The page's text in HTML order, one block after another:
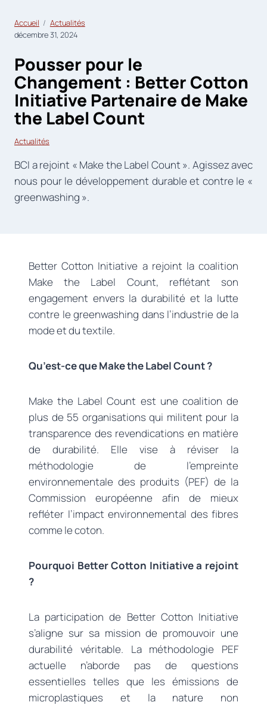
Accueil
Actualités
décembre 31, 2024
Pousser pour le
Changement : Better Cotton
Initiative Partenaire de Make
the Label Count
Actualités
BCI a rejoint « Make the Label Count ». Agissez avec
nous pour le développement durable et contre le «
greenwashing ».
Better Cotton Initiative a rejoint la coalition
Make the Label Count, reflétant son
engagement envers la durabilité et la lutte
contre le greenwashing dans l’industrie de la
mode et du textile.
Qu’est-ce que Make the Label Count ?
Make the Label Count est une coalition de
plus de 55 organisations qui militent pour la
transparence des revendications en matière
de durabilité. Elle vise à réviser la
méthodologie de l’empreinte
environnementale des produits (PEF) de la
Commission européenne afin de mieux
refléter l’impact environnemental des fibres
comme le coton.
Pourquoi Better Cotton Initiative a rejoint
?
La participation de Better Cotton Initiative
s’aligne sur sa mission de promouvoir une
durabilité véritable. La méthodologie PEF
actuelle n’aborde pas de questions
essentielles telles que les émissions de
microplastiques et la nature non